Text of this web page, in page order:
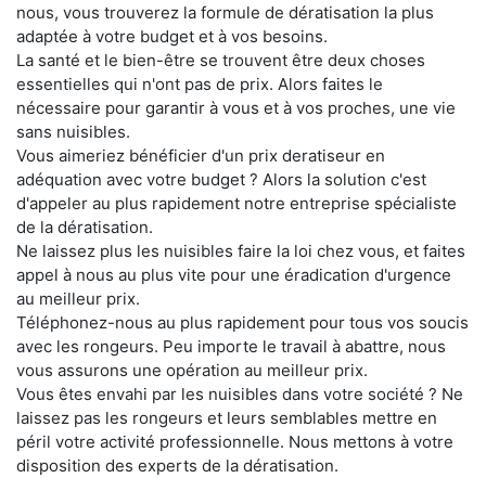
nous, vous trouverez la formule de dératisation la plus
adaptée à votre budget et à vos besoins.
La santé et le bien-être se trouvent être deux choses
essentielles qui n'ont pas de prix. Alors faites le
nécessaire pour garantir à vous et à vos proches, une vie
sans nuisibles.
Vous aimeriez bénéficier d'un prix deratiseur en
adéquation avec votre budget ? Alors la solution c'est
d'appeler au plus rapidement notre entreprise spécialiste
de la dératisation.
Ne laissez plus les nuisibles faire la loi chez vous, et faites
appel à nous au plus vite pour une éradication d'urgence
au meilleur prix.
Téléphonez-nous au plus rapidement pour tous vos soucis
avec les rongeurs. Peu importe le travail à abattre, nous
vous assurons une opération au meilleur prix.
Vous êtes envahi par les nuisibles dans votre société ? Ne
laissez pas les rongeurs et leurs semblables mettre en
péril votre activité professionnelle. Nous mettons à votre
disposition des experts de la dératisation.